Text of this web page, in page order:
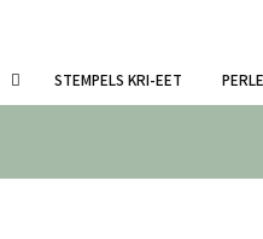
STEMPELS KRI-EET